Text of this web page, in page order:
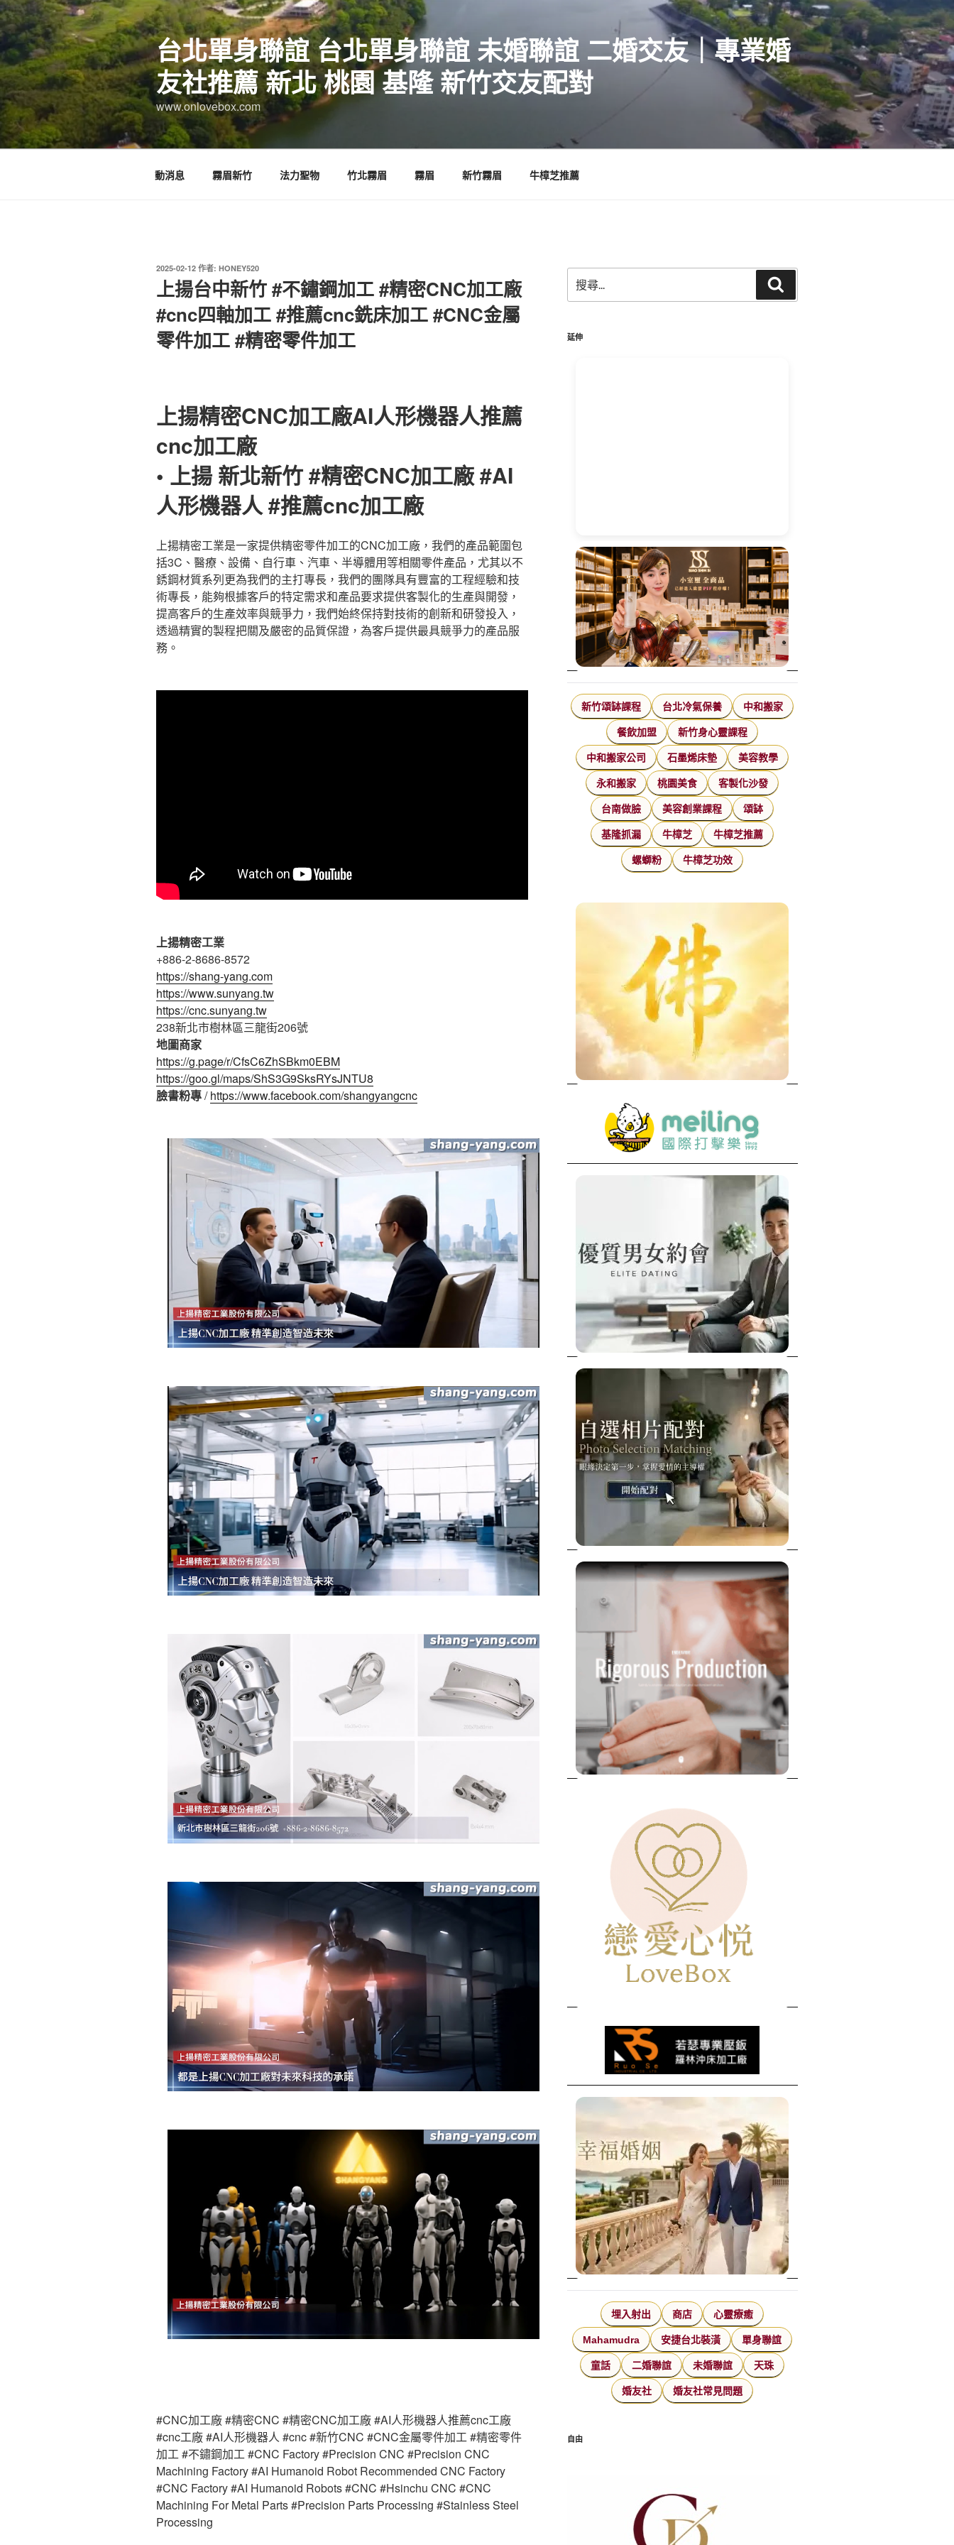
跳
至
主
要
內
容
台北單身聯誼 台北單身聯誼 未婚聯誼 二婚交友｜專業婚
友社推薦 新北 桃園 基隆 新竹交友配對
www.onlovebox.com
動消息 霧眉新竹 法力聖物 竹北霧眉 霧眉 新竹霧眉 牛樟芝推薦
發
2025-02-12 作者: HONEY520
上揚台中新竹 #不鏽鋼加工 #精密CNC加工廠
#cnc四軸加工 #推薦cnc銑床加工 #CNC金屬
零件加工 #精密零件加工
上揚精密CNC加工廠AI人形機器人推薦
cnc加工廠
• 上揚 新北新竹 #精密CNC加工廠 #AI
人形機器人 #推薦cnc加工廠
上揚精密工業是一家提供精密零件加工的CNC加工廠，我們的產品範圍包
括3C、醫療、設備、自行車、汽車、半導體用等相關零件產品，尤其以不
銹鋼材質系列更為我們的主打專長，我們的團隊具有豐富的工程經驗和技
術專長，能夠根據客戶的特定需求和產品要求提供客製化的生產與開發，
提高客戶的生產效率與競爭力，我們始終保持對技術的創新和研發投入，
透過精實的製程把關及嚴密的品質保證，為客戶提供最具競爭力的產品服
務。
上揚精密工業
+886-2-8686-8572
https://shang-yang.com
https://www.sunyang.tw
https://cnc.sunyang.tw
238新北市樹林區三龍街206號
地圖商家
https://g.page/r/CfsC6ZhSBkm0EBM
https://goo.gl/maps/ShS3G9SksRYsJNTU8
臉書粉專/https://www.facebook.com/shangyangcnc
#CNC加工廠 #精密CNC #精密CNC加工廠 #AI人形機器人推薦cnc工廠
#cnc工廠 #AI人形機器人 #cnc #新竹CNC #CNC金屬零件加工 #精密零件
加工 #不鏽鋼加工 #CNC Factory #Precision CNC #Precision CNC
Machining Factory #AI Humanoid Robot Recommended CNC Factory
#CNC Factory #AI Humanoid Robots #CNC #Hsinchu CNC #CNC
Machining For Metal Parts #Precision Parts Processing #Stainless Steel
Processing
尋
關
字:
尋
延伸
新竹頌缽課程 台北冷氣保養 中和搬家
餐飲加盟 新竹身心靈課程
中和搬家公司 石墨烯床墊 美容教學
永和搬家 桃園美食 客製化沙發
台南做臉 美容創業課程 頌缽
基隆抓漏 牛樟芝 牛樟芝推薦
螺螄粉 牛樟芝功效
埋入射出 商店 心靈療癒
Mahamudra 安捷台北裝潢 單身聯誼
童話 二婚聯誼 未婚聯誼 天珠
婚友社 婚友社常見問題
自由